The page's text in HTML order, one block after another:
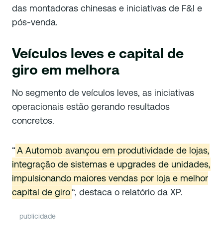
das montadoras chinesas e iniciativas de F&I e
pós-venda.
Veículos leves e capital de
giro em melhora
No segmento de veículos leves, as iniciativas
operacionais estão gerando resultados
concretos.
“A Automob avançou em produtividade de lojas,
integração de sistemas e upgrades de unidades,
impulsionando maiores vendas por loja e melhor
capital de giro“, destaca o relatório da XP.
publicidade